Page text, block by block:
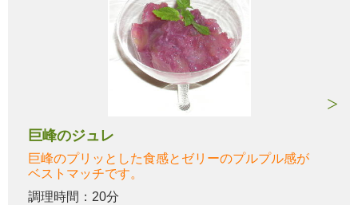
巨峰のジュレ
巨峰のプリッとした食感とゼリーのプルプル感が
ベストマッチです。
調理時間：20分